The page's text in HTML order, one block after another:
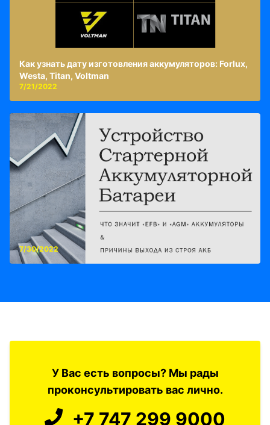
Как узнать дату изготовления аккумуляторов: Forlux,
Westa, Titan, Voltman
7/21/2022
7/30/2022
У Вас есть вопросы? Мы рады
проконсультировать вас лично.
+7 747 299 9000